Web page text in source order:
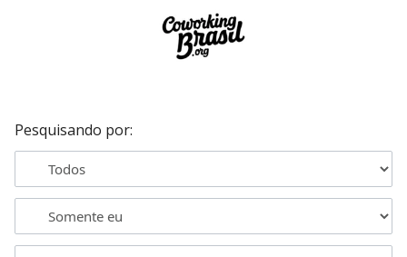
Pesquisando por: